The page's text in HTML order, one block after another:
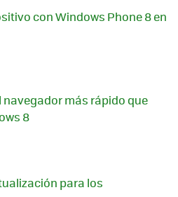
con Windows Phone 8 en
navegador más rápido que
8
para los